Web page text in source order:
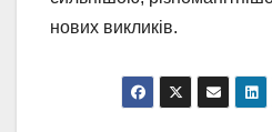
нових викликів.